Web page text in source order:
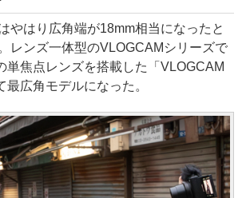
やはり広角端が18mm相当になったと
レンズ一体型のVLOGCAMシリーズで
単焦点レンズを搭載した「VLOGCAM
最広角モデルになった。